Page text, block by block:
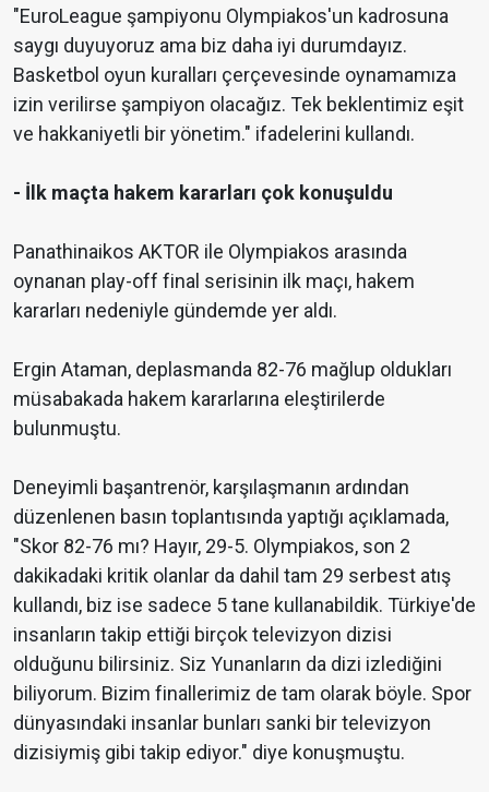
"EuroLeague şampiyonu Olympiakos'un kadrosuna
saygı duyuyoruz ama biz daha iyi durumdayız.
Basketbol oyun kuralları çerçevesinde oynamamıza
izin verilirse şampiyon olacağız. Tek beklentimiz eşit
ve hakkaniyetli bir yönetim." ifadelerini kullandı.
- İlk maçta hakem kararları çok konuşuldu
Panathinaikos AKTOR ile Olympiakos arasında
oynanan play-off final serisinin ilk maçı, hakem
kararları nedeniyle gündemde yer aldı.
Ergin Ataman, deplasmanda 82-76 mağlup oldukları
müsabakada hakem kararlarına eleştirilerde
bulunmuştu.
Deneyimli başantrenör, karşılaşmanın ardından
düzenlenen basın toplantısında yaptığı açıklamada,
"Skor 82-76 mı? Hayır, 29-5. Olympiakos, son 2
dakikadaki kritik olanlar da dahil tam 29 serbest atış
kullandı, biz ise sadece 5 tane kullanabildik. Türkiye'de
insanların takip ettiği birçok televizyon dizisi
olduğunu bilirsiniz. Siz Yunanların da dizi izlediğini
biliyorum. Bizim finallerimiz de tam olarak böyle. Spor
dünyasındaki insanlar bunları sanki bir televizyon
dizisiymiş gibi takip ediyor." diye konuşmuştu.